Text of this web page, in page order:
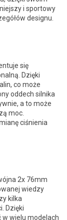
i sportowy
designu.
się
Dzięki
co może
oddech silnika
a to może
moc.
ciśnienia
2x 76mm
wiedzy
kilka
Dzięki
wielu modelach